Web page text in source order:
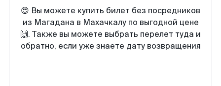
😍 Вы можете купить билет без посредников
из Магадана в Махачкалу по выгодной цене
🙌. Также вы можете выбрать перелет туда и
обратно, если уже знаете дату возвращения